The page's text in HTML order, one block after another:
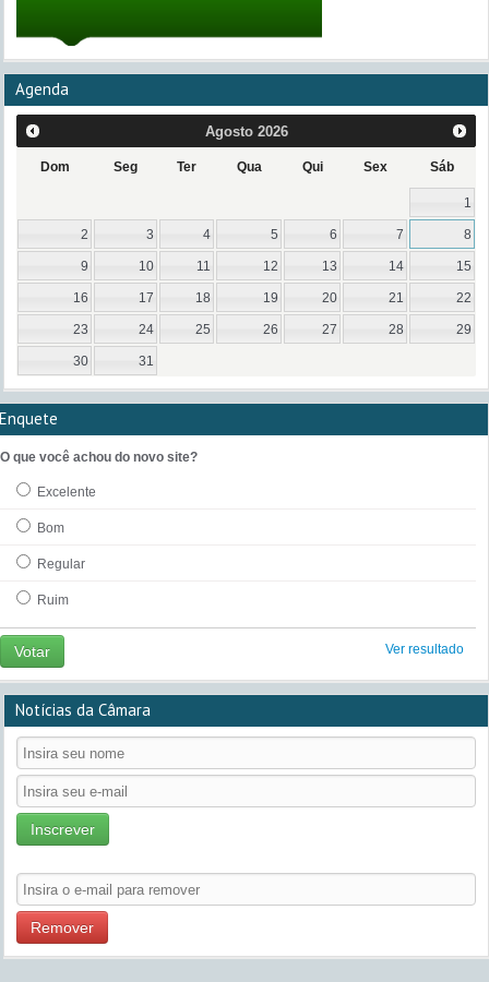
Agenda
Agosto 2026
Dom Seg Ter Qua Qui Sex Sáb
1
2 3 4 5 6 7 8
9 10 11 12 13 14 15
16 17 18 19 20 21 22
23 24 25 26 27 28 29
30 31
Enquete
O que você achou do novo site?
Excelente
Bom
Regular
Ruim
Votar Ver resultado
Notícias da Câmara
Inscrever
Remover